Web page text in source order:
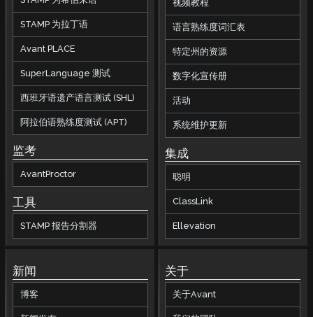
STAMP 为拉丁语
Avant PLACE
SuperLanguage 测试
西班牙语遗产语言测试 (SHL)
阿拉伯语熟练度测试 (APT)
监考
AvantProctor
工具
STAMP 报告分割器
视频教程
语言熟练度词汇表
特定州的资源
数字化宣传册
活动
系统维护更新
集成
聪明
ClassLink
Ellevation
新闻
博客
关于
关于Avant